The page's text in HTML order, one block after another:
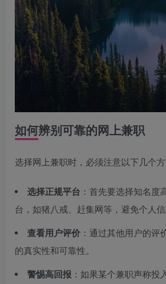
如何辨别可靠的网上兼职
选择网上兼职时，必须注意以下几个方
选择正规平台 ：首先要选择知名度
台，如猪八戒、赶集网等，避免个人信
查看用户评价 ：通过其他用户的评
的真实性和可靠性。
警惕高回报 ：如果某个兼职声称投